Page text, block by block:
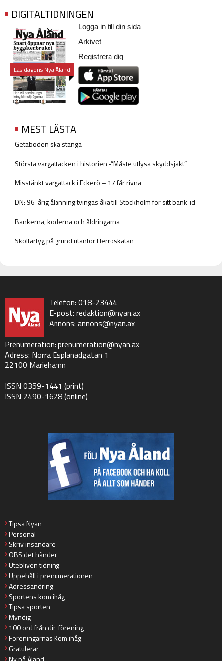
DIGITALTIDNINGEN
Läs dagens Nya Åland
Logga in till din sida
Arkivet
Registrera dig
MEST LÄSTA
Getaboden ska stänga
Största vargattacken i historien -”Måste utlysa skyddsjakt”
Misstänkt vargattack i Eckerö – 17 får rivna
DN: 96-årig ålänning tvingas åka till Stockholm för sitt bank-id
Bankerna, koderna och åldringarna
Skolfartyg på grund utanför Herröskatan
Telefon: 018-23444
E-post: redaktion@nyan.ax
Annons: annons@nyan.ax
Prenumeration: prenumeration@nyan.ax
Adress: Norra Esplanadgatan 1
22100 Mariehamn
ISSN 0359-1441 (print)
ISSN 2490-1628 (online)
Tipsa Nyan
Personal
Skriv insändare
OBS det händer
Utebliven tidning
Uppehåll i prenumerationen
Adressändring
Sportens kom ihåg
Tipsa sporten
Myndig
100 ord från din förening
Föreningarnas Kom ihåg
Gratulerar
Ny på Åland